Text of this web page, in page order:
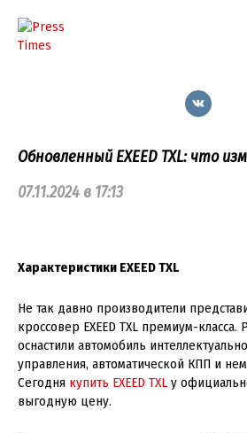
контенту
Обновленный EXEED TXL: что
07.11.2024 в 17:13
Характеристики EXEED TXL
Не так давно производители
кроссовер EXEED TXL премиум-класса.
оснастили автомобиль
управления, автоматической КПП и
Сегодня купить EXEED TXL у
выгодную цену.